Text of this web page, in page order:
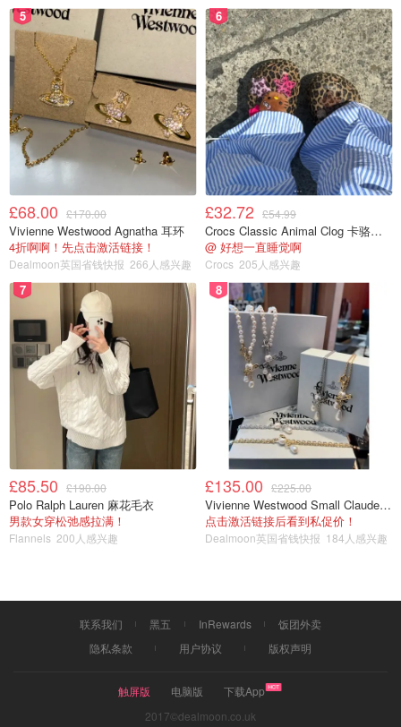
5
£68.00 £170.00
Vivienne Westwood Agnatha 耳环
4折啊啊！先点击激活链接！
Dealmoon英国省钱快报 266人感兴趣
6
£32.72 £54.99
Crocs Classic Animal Clog 卡骆驰动物印花洞洞鞋
@ 好想一直睡觉啊
Crocs 205人感兴趣
7
£85.50 £190.00
Polo Ralph Lauren 麻花毛衣
男款女穿松弛感拉满！
Flannels 200人感兴趣
8
£135.00 £225.00
Vivienne Westwood Small Claude 珍珠项链
点击激活链接后看到私促价！
Dealmoon英国省钱快报 184人感兴趣
联系我们 黑五 InRewards
饭团外卖
隐私条款
用户协议 版权声明
触屏版 电脑版
下载App
2017©dealmoon.co.uk